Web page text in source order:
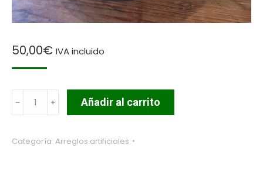
50,00€ IVA incluido
Centro
Zen
Añadir al carrito
Categoría: Arreglos artificiales